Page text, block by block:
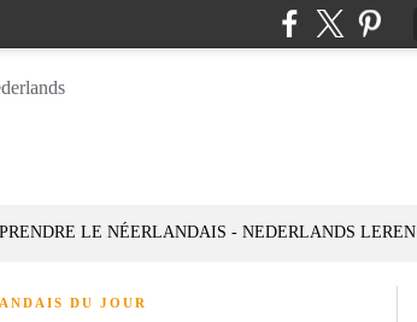
LE NÉERLANDAIS - NEDERLANDS LEREN
DU JOUR